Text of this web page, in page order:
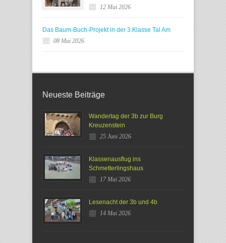
12 Mai 2026
Das Baum-Buch-Projekt in der 3.Klasse Tal Am
08 Mai 2026
Neueste Beiträge
Wandertag der 3b zur Burg
Kreuzenstein
25 Juni 2026
Klassenausflug ins
Schmetterlingshaus
17 Mai 2026
Lesenacht der 3b und 4b
14 Mai 2026